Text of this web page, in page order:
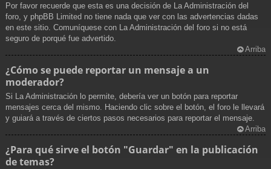
Por favor recuerde que esta es una decisión de La Administración del
foro, y phpBB Limited no tiene nada que ver con las advertencias dadas
en este sitio. Comuníquese con La Administración del foro si no está
seguro de porqué fue advertido.
Arriba
¿Cómo se puede reportar un mensaje a un
moderador?
Si La Administración lo permite, debería ver un botón para reportar
mensajes cerca del mismo. Haciendo clic sobre el botón, el foro le llevará
y guiará a través de ciertos pasos necesarios para reportar el mensaje.
Arriba
¿Para qué sirve el botón "Guardar" en la publicación
de temas?